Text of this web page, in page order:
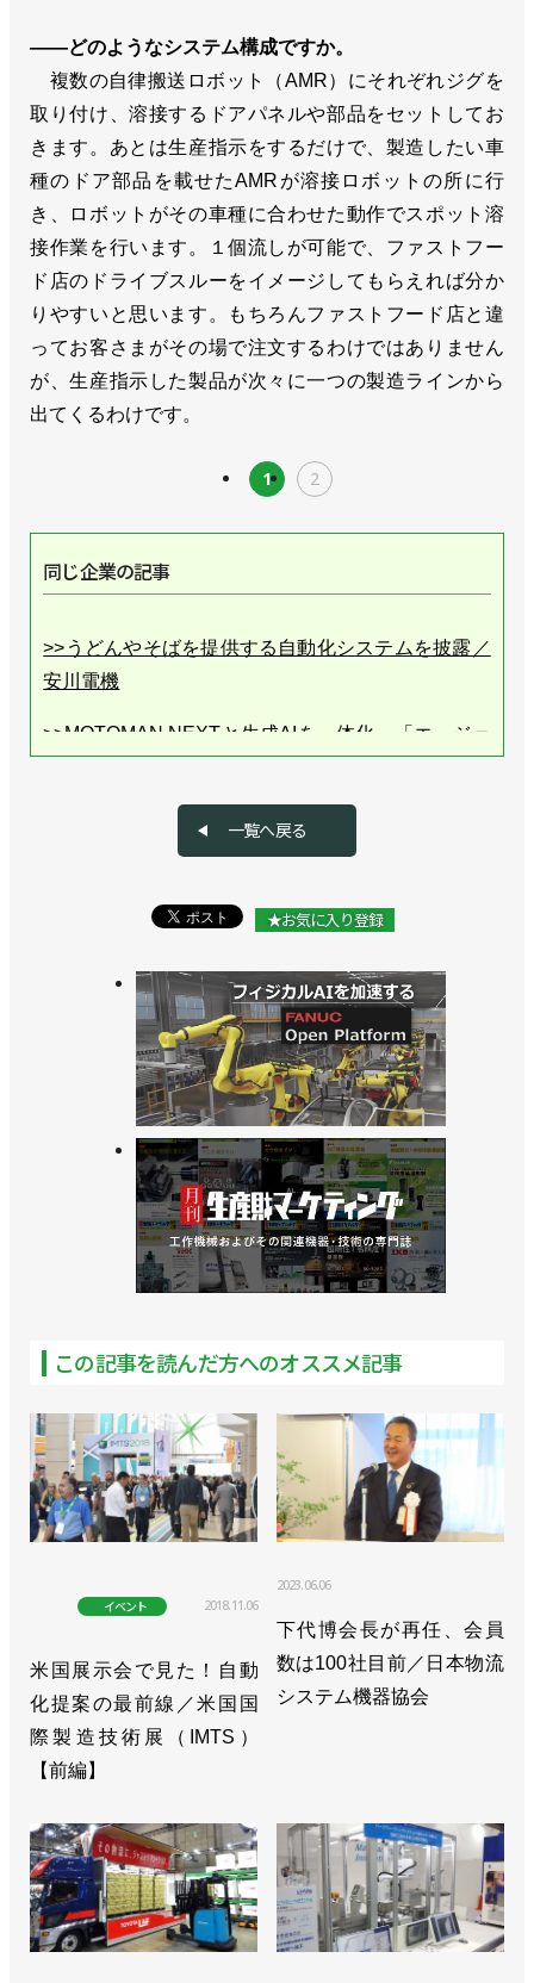
――どのようなシステム構成ですか。
複数の自律搬送ロボット（AMR）にそれぞれジグを
取り付け、溶接するドアパネルや部品をセットしてお
きます。あとは生産指示をするだけで、製造したい車
種のドア部品を載せたAMRが溶接ロボットの所に行
き、ロボットがその車種に合わせた動作でスポット溶
接作業を行います。１個流しが可能で、ファストフー
ド店のドライブスルーをイメージしてもらえれば分か
りやすいと思います。もちろんファストフード店と違
ってお客さまがその場で注文するわけではありません
が、生産指示した製品が次々に一つの製造ラインから
出てくるわけです。
1 2
同じ企業の記事
>>うどんやそばを提供する自動化システムを披露／
安川電機
>>MOTOMAN NEXTと生成AIを一体化、「エージェ
>>欧州のロボット事業を強化／安川電機
動搬送に／安川電機
>>新長期経営計画を策定、フィジカルAIの市場開拓
に挑戦／安川電機
>>可搬質量35㎏、リーチ2030mmの協働ロボットを
発売／安川電機
>>双腕ロボットで実験を自動化、ロボット未来創造
センターを開設／東京科学大学
クス事業統括に／安川電機
>>キュウリ収獲ロボットが現場で稼働開始／安川電
機
>>フィジカルAIの社会実装に向けてソフトバンクと
>>[特集2025国際ロボット展vol.3]AIがロボ導入や運
用を容易に／安川電機
>>富士通とNVIDIAが連携、安川とも協業で自律ロ
>>省スペース・ロングリーチの小型ロボットを発売
／安川電機
>>米国ウィスコンシン州に新拠点設立／安川電機
一覧へ戻る
★お気に入り登録
この記事を読んだ方へのオススメ記事
イベント 2018.11.06
米国展示会で見た！自動
化提案の最前線／米国国
際製造技術展（IMTS）
【前編】
2023.06.06
下代博会長が再任、会員
数は100社目前／日本物流
システム機器協会